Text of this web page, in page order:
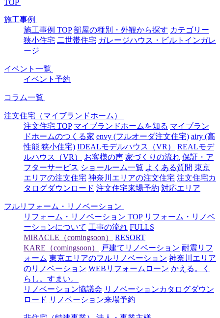
TOP
施工事例
施工事例 TOP 部屋の種別・外観から探す カテゴリー
狭小住宅 二世帯住宅 ガレージハウス・ビルトインガレ
ージ
イベント一覧
イベント予約
コラム一覧
注文住宅（マイブランドホーム）
注文住宅 TOP マイブランドホームを知る マイブラン
ドホームのつくる家 envy (フルオーダ注文住宅) airy (高
性能 狭小住宅) IDEALモデルハウス（VR）
REALモデ
ルハウス（VR）
お客様の声 家づくりの流れ 保証・ア
フターサービス ショールーム一覧 よくある質問 東京
エリアの注文住宅 神奈川エリアの注文住宅 注文住宅カ
タログダウンロード 注文住宅来場予約 対応エリア
フルリフォーム・リノベーション
リフォーム・リノベーション TOP リフォーム・リノベ
ーションについて 工事の流れ FULLS
MIRACLE（comingsoon）
RESORT
KARE（comingsoon）
戸建てリノベーション 耐震リフ
ォーム 東京エリアのフルリノベーション 神奈川エリア
のリノベーション WEBリフォームローン かえる。く
らし。すまい。
リノベーション協議会 リノベーションカタログダウン
ロード リノベーション来場予約